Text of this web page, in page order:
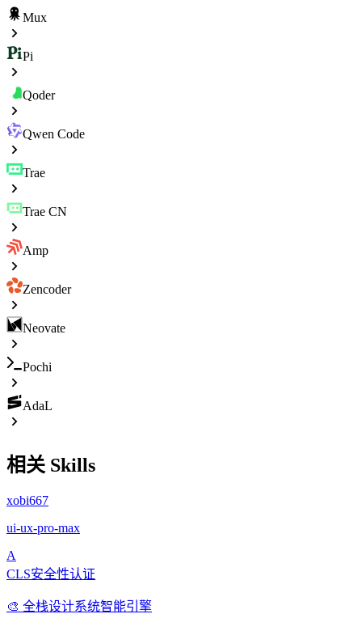
Mux
Pi
Qoder
Qwen Code
Trae
Trae CN
Amp
Zencoder
Neovate
Pochi
AdaL
相关 Skills
xobi667
ui-ux-pro-max
A
CLS安全性认证
🎨 全栈设计系统智能引擎